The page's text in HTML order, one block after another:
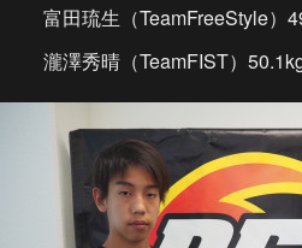
富田琉生（TeamFreeStyle）
瀧澤秀晴（TeamFIST）